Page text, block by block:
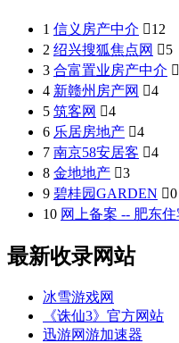
1 信义房产中介 12
2 绍兴搜狐焦点网 5
3 合富置业房产中介 
4 新赣州房产网 4
5 筑客网 4
6 乐居房地产 4
7 南京58安居客 4
8 金地地产 3
9 碧桂园GARDEN 0
10 网上备案 -- 肥东
最新收录网站
冰雪游戏网
《诛仙3》官方网站
迅游网游加速器